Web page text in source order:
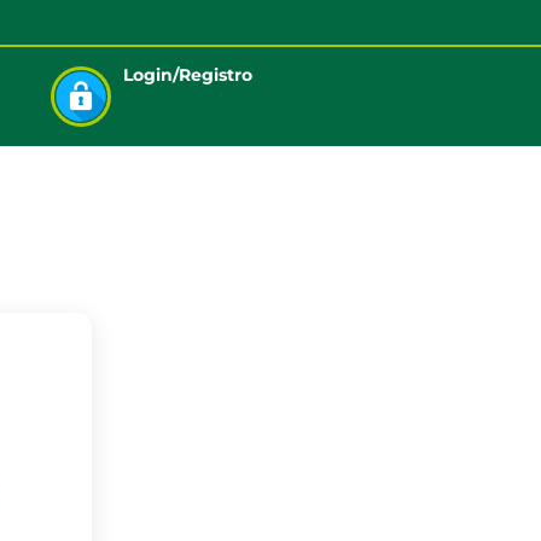
Login/Registro